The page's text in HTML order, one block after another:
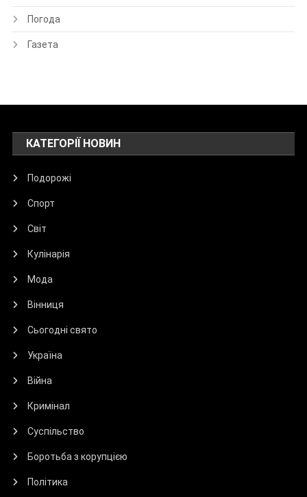
Погода
Газета
КАТЕГОРІЇ НОВИН
Подорожі
Спорт
Світ
Кулінарія
Мода
Вінниця
Сьогодні свято
Україна
Війна
Кримінал
Суспільство
Боротьба з корупцією
Політика